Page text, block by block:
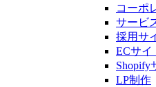
コーポ
サービ
採用サ
ECサイ
Shopify
LP制作